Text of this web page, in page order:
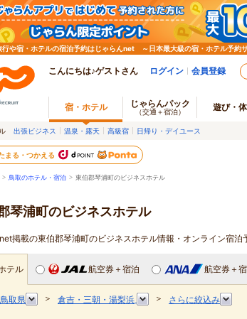
行や宿・ホテルの宿泊予約はじゃらんnet ～日本最大級の宿・ホテル予約
こんにちは♪ゲストさん ログイン 会員登録
宿・ホテル じゃらんパック
（交通＋宿泊） 遊び・
出張ビジネス 温泉・露天 高級宿 日帰り・デイユース
まる・つかえる
> 鳥取のホテル・宿泊 > 東伯郡琴浦町のビジネスホテル
琴浦町のビジネスホテル
掲載の東伯郡琴浦町のビジネスホテル情報・オンライン宿泊
テル 航空券＋宿泊 航空券＋
鳥取県 ＞ 倉吉・三朝・湯梨浜 ＞ さらに絞込み